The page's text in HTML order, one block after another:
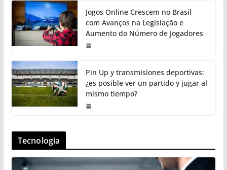
Jogos Online Crescem no Brasil
com Avanços na Legislação e
Aumento do Número de Jogadores
Pin Up y transmisiones deportivas:
¿es posible ver un partido y jugar al
mismo tiempo?
Tecnologia